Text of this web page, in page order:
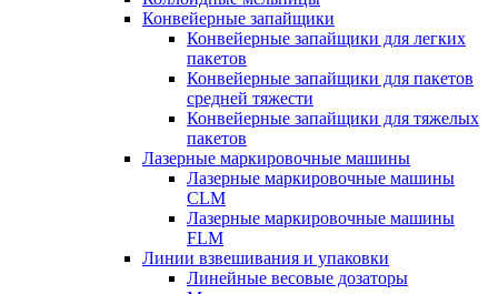
Конвейерные запайщики
Конвейерные запайщики для легких
пакетов
Конвейерные запайщики для пакетов
средней тяжести
Конвейерные запайщики для тяжелых
пакетов
Лазерные маркировочные машины
Лазерные маркировочные машины
CLM
Лазерные маркировочные машины
FLM
Линии взвешивания и упаковки
Линейные весовые дозаторы